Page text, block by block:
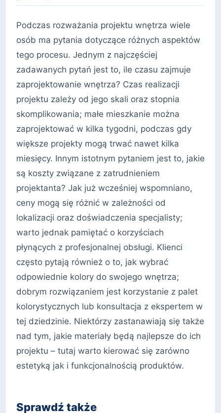
Podczas rozważania projektu wnętrza wiele
osób ma pytania dotyczące różnych aspektów
tego procesu. Jednym z najczęściej
zadawanych pytań jest to, ile czasu zajmuje
zaprojektowanie wnętrza? Czas realizacji
projektu zależy od jego skali oraz stopnia
skomplikowania; małe mieszkanie można
zaprojektować w kilka tygodni, podczas gdy
większe projekty mogą trwać nawet kilka
miesięcy. Innym istotnym pytaniem jest to, jakie
są koszty związane z zatrudnieniem
projektanta? Jak już wcześniej wspomniano,
ceny mogą się różnić w zależności od
lokalizacji oraz doświadczenia specjalisty;
warto jednak pamiętać o korzyściach
płynących z profesjonalnej obsługi. Klienci
często pytają również o to, jak wybrać
odpowiednie kolory do swojego wnętrza;
dobrym rozwiązaniem jest korzystanie z palet
kolorystycznych lub konsultacja z ekspertem w
tej dziedzinie. Niektórzy zastanawiają się także
nad tym, jakie materiały będą najlepsze do ich
projektu – tutaj warto kierować się zarówno
estetyką jak i funkcjonalnością produktów.
Sprawdź także